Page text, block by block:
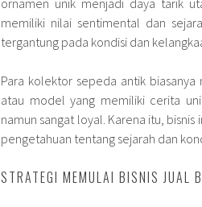
ornamen unik menjadi daya tarik
memiliki nilai sentimental dan
tergantung pada kondisi dan
Para kolektor sepeda antik
atau model yang memiliki cerita
namun sangat loyal. Karena itu,
pengetahuan tentang sejarah dan
STRATEGI MEMULAI BISNIS JUAL